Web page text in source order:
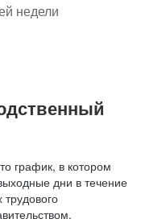
недели
график, в котором
дни в течение